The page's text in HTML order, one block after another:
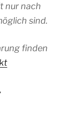
nur nach
sind.
finden